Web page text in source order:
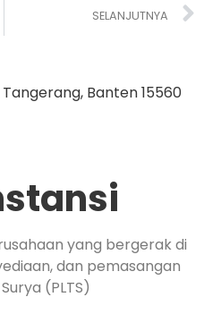
SELANJUTNYA
Banten 15560
yang bergerak di
dan pemasangan
(PLTS)